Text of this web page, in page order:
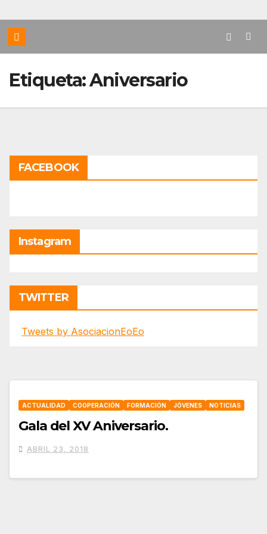
Etiqueta:Aniversario
FACEBOOK
Instagram
TWITTER
Tweets by AsociacionEoEo
ACTUALIDAD COOPERACIÓN FORMACIÓN JÓVENES NOTICIAS
Gala del XV Aniversario.
ABRIL 23, 2018